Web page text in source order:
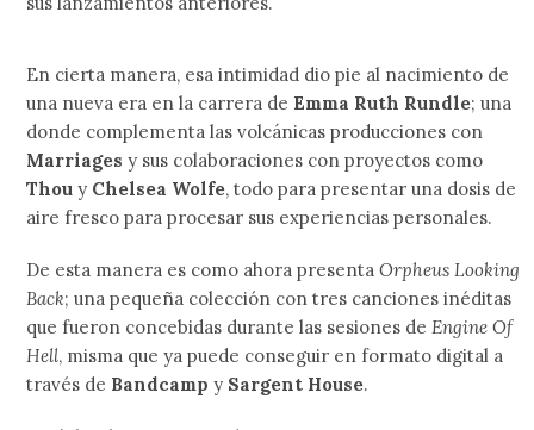
En cierta manera, esa intimidad dio pie al nacimiento de
una nueva era en la carrera de Emma Ruth Rundle; una
donde complementa las volcánicas producciones con
Marriages y sus colaboraciones con proyectos como
Thou y Chelsea Wolfe, todo para presentar una dosis de
aire fresco para procesar sus experiencias personales.
De esta manera es como ahora presentaOrpheus Looking
Back; una pequeña colección con tres canciones inéditas
que fueron concebidas durante las sesiones de Engine Of
Hell, misma que ya puede conseguir en formato digital a
través de Bandcamp y Sargent House.